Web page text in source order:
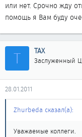
или нет. Срочно жду
помощь я Вам буду
Т ТАХ
Заслуженный
28.01.2011
Zhurbeda сказал(а):
Уважаемые коллеги.